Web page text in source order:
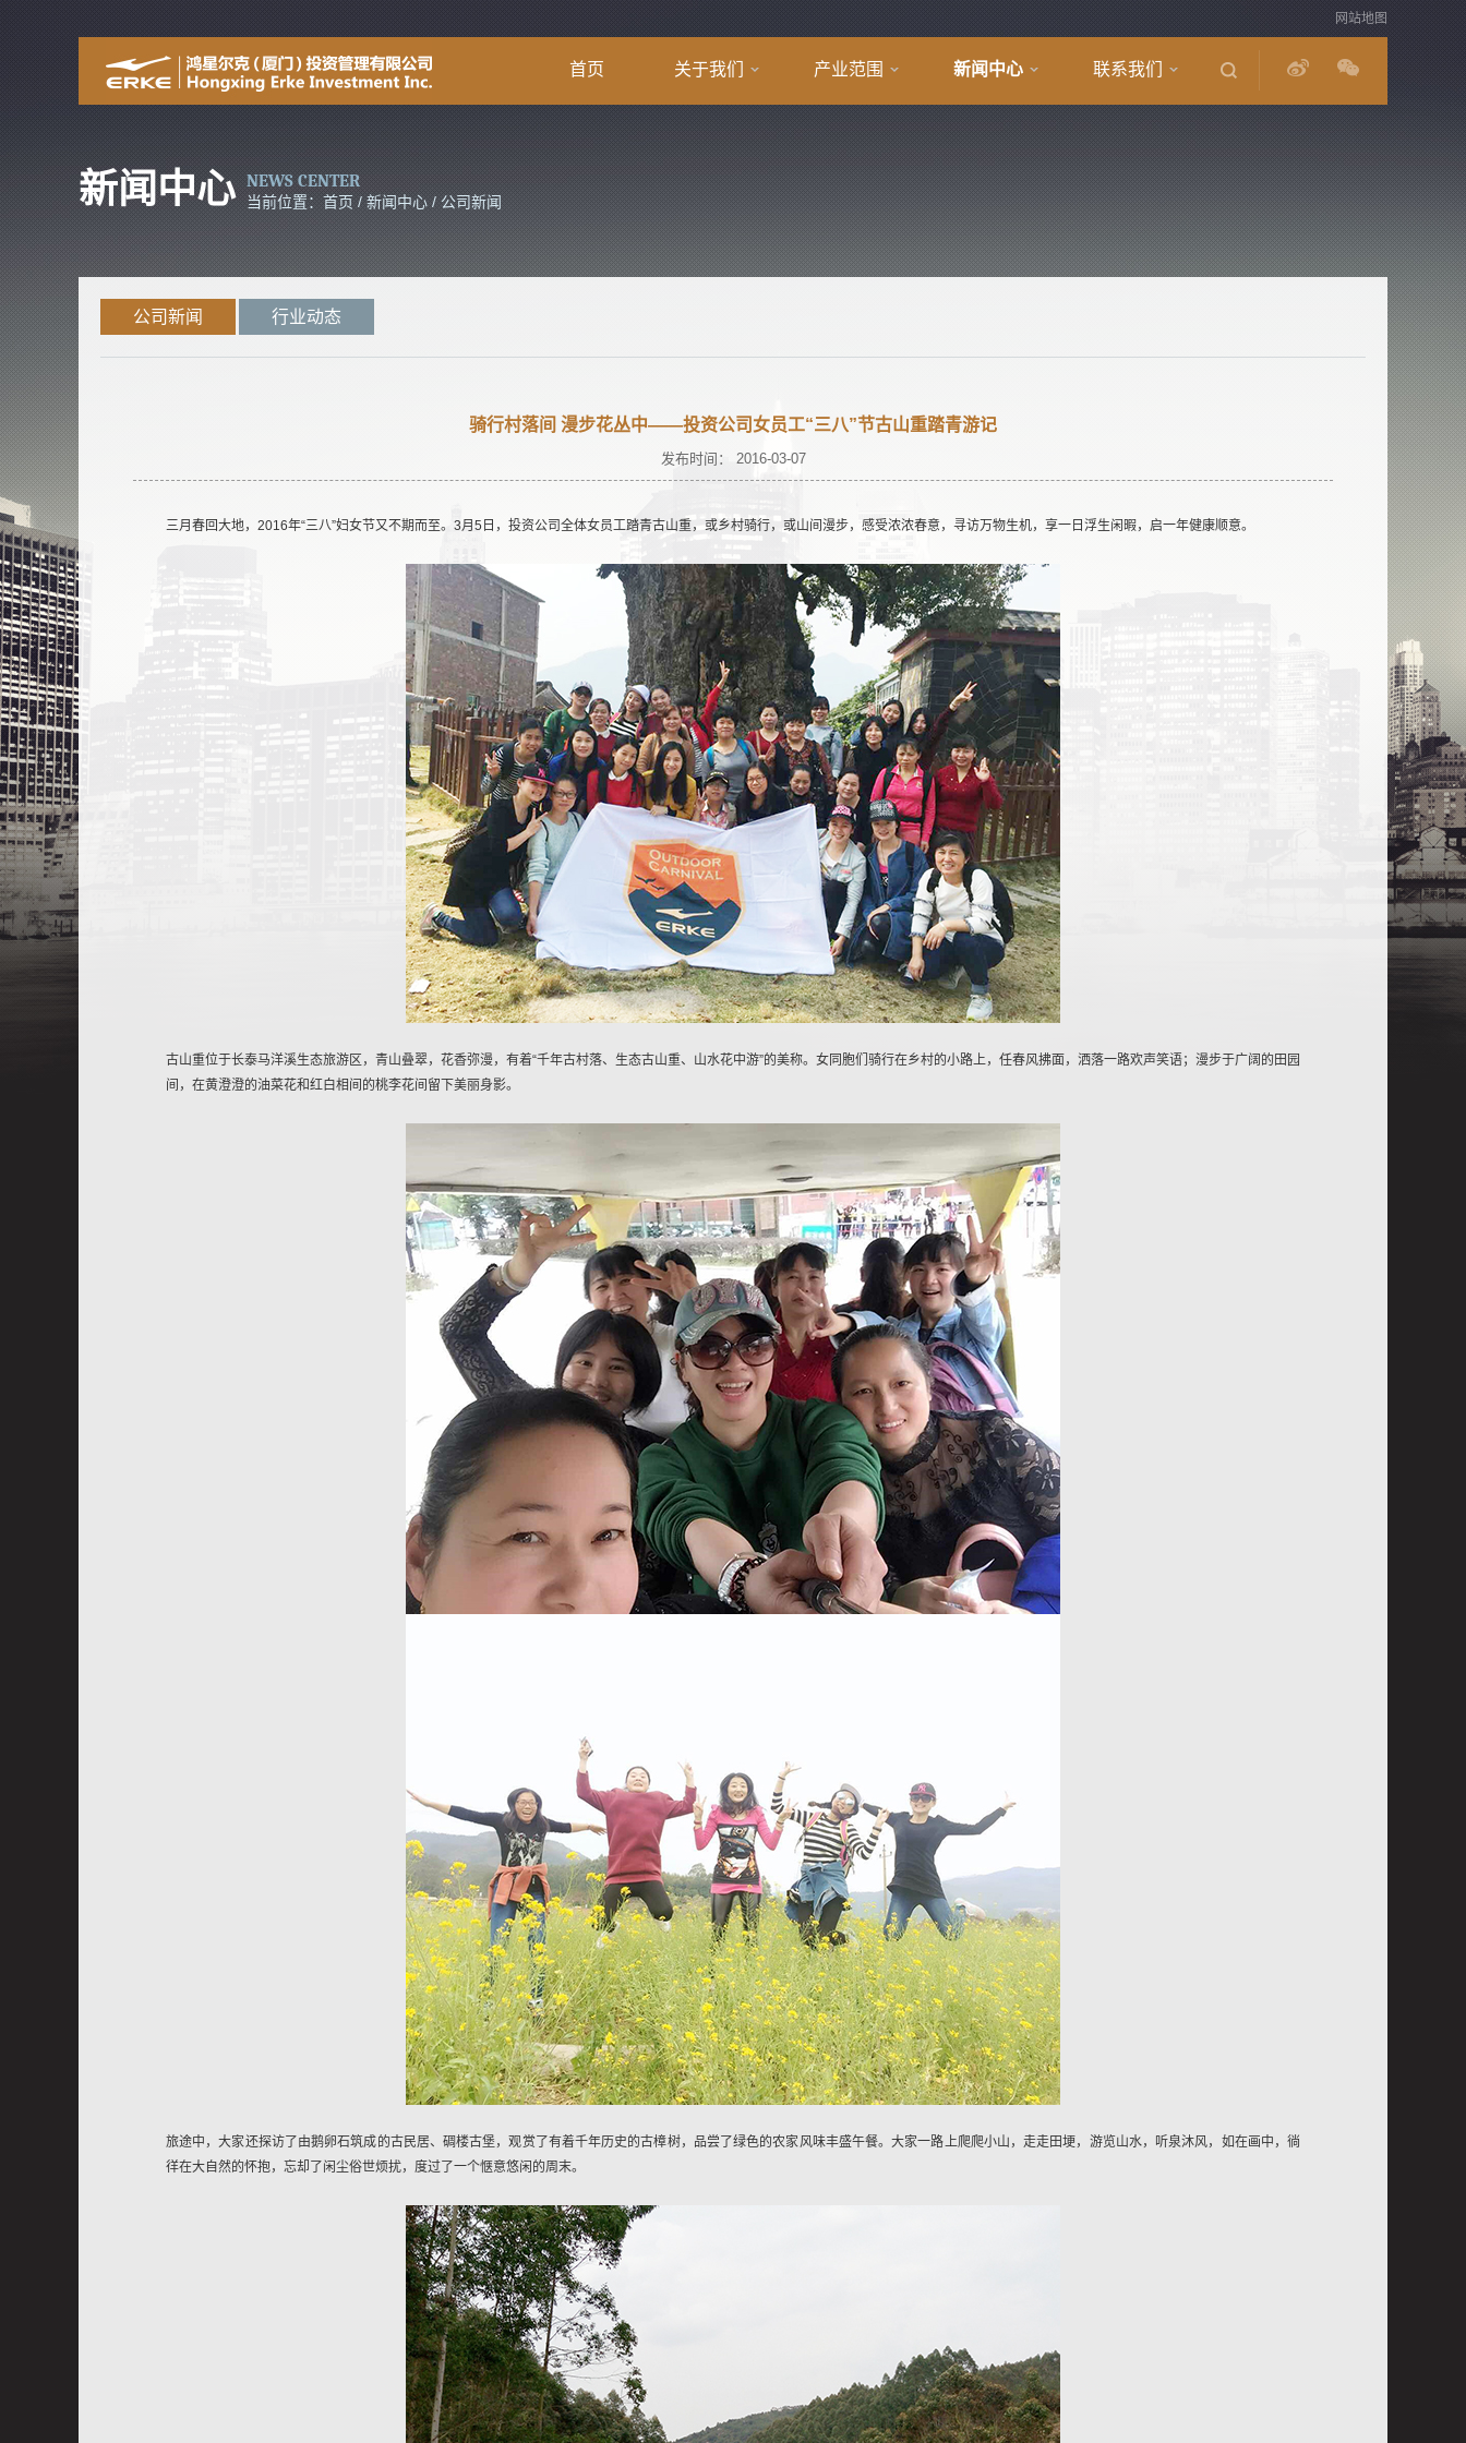
网站地图
首页 关于我们 产业范围 新闻中心 联系我们
新闻中心 NEWS CENTER
当前位置： 首页 / 新闻中心 / 公司新闻
公司新闻 行业动态
骑行村落间 漫步花丛中——投资公司女员工“三八”节古山重踏青游记
发布时间： 2016-03-07
三月春回大地，2016年“三八”妇女节又不期而至。3月5日，投资公司全体女员工踏青古山重，或乡村骑行，或山间漫步，感受浓浓春意，寻访万物生机，享一日浮生闲暇，启一年健康顺意。
古山重位于长泰马洋溪生态旅游区，青山叠翠，花香弥漫，有着“千年古村落、生态古山重、山水花中游”的美称。女同胞们骑行在乡村的小路上，任春风拂面，洒落一路欢声笑语；漫步于广阔的田园
间，在黄澄澄的油菜花和红白相间的桃李花间留下美丽身影。
旅途中，大家还探访了由鹅卵石筑成的古民居、碉楼古堡，观赏了有着千年历史的古樟树，品尝了绿色的农家风味丰盛午餐。大家一路上爬爬小山，走走田埂，游览山水，听泉沐风，如在画中，徜
徉在大自然的怀抱，忘却了闲尘俗世烦扰，度过了一个惬意悠闲的周末。